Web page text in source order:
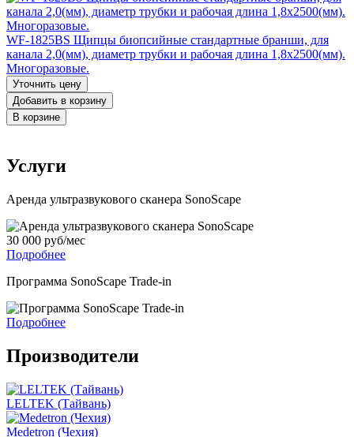
WF-1825BS Щипцы биопсийные стандартные бранши, для
канала 2,0(мм), диаметр трубки и рабочая длина 1,8х2500(мм).
Многоразовые.
Уточнить цену
Добавить в корзину
В корзине
Услуги
Аренда ультразвукового сканера SonoScape
30 000 руб/мес
Подробнее
Программа SonoScape Trade-in
Подробнее
Производители
LELTEK (Тайвань)
Medetron (Чехия)